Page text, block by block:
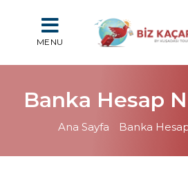
MENU
Banka Hesap
Ana Sayfa Banka